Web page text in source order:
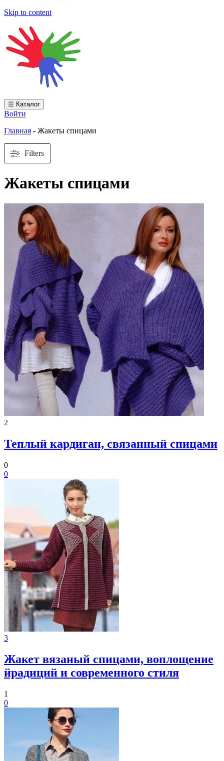
Skip to content
☰ Каталог
Войти
Главная - Жакеты спицами
Filters
Жакеты спицами
2
Теплый кардиган, связанный спицами
0
0
3
Жакет вязаный спицами, воплощение
йрадиций и современного стиля
1
0